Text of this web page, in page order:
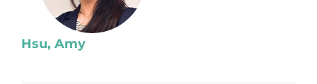
Hsu, Amy